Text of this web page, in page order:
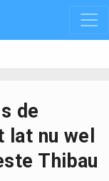
de
nu wel
Thibau